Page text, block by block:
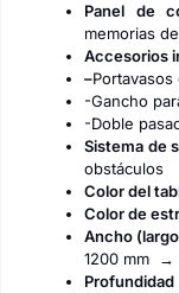
Panel de
memorias
Accesorios
–
-Gancho
-Doble
Sistema de
obstáculos
Color del
Color de
Ancho
1200 mm →